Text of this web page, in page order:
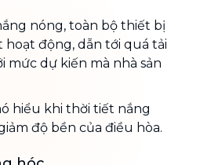
nóng, toàn bộ thiết bị
hoạt động, dẫn tới quá tải
mức dự kiến mà nhà sản
hiểu khi thời tiết nắng
độ bền của điều hòa.